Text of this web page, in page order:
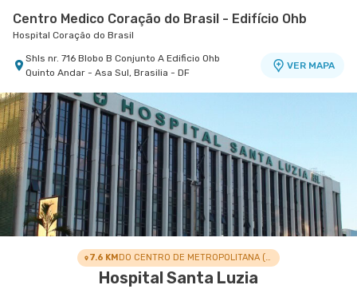
Centro Medico Coração do Brasil - Edifício Ohb
Hospital Coração do Brasil
Shls nr. 716 Blobo B Conjunto A Edificio Ohb
Quinto Andar - Asa Sul, Brasilia - DF
VER MAPA
Centro Médico Df Star
Hospital Df Star
Sgas nr. 914 - Asa Sul, Brasilia - DF
Centro Médico Santa Helena - Unidade Biosphere
Hospital Santa Helena
Shln nr. S/N Lote 9 Bloco G Edifício Biosphere -
Asa Norte, Brasilia - DF
7.6 KM DO CENTRO DE METROPOLITANA (NÚCLEO BANDEIRANTE)
Hospital Santa Luzia